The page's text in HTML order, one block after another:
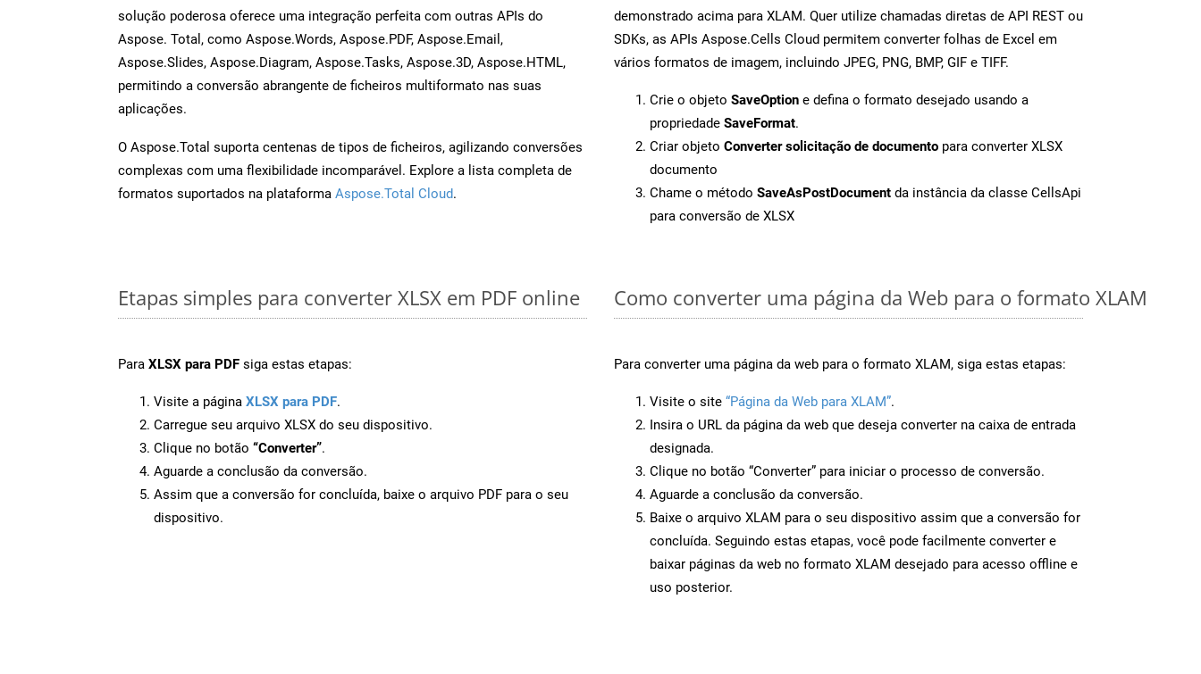
solução poderosa oferece uma integração perfeita com outras APIs do
Aspose. Total, como Aspose.Words, Aspose.PDF, Aspose.Email,
Aspose.Slides, Aspose.Diagram, Aspose.Tasks, Aspose.3D, Aspose.HTML,
permitindo a conversão abrangente de ficheiros multiformato nas suas
aplicações.
O Aspose.Total suporta centenas de tipos de ficheiros, agilizando conversões
complexas com uma flexibilidade incomparável. Explore a lista completa de
formatos suportados na plataforma Aspose.Total Cloud.
demonstrado acima para XLAM. Quer utilize chamadas diretas de API REST ou
SDKs, as APIs Aspose.Cells Cloud permitem converter folhas de Excel em
vários formatos de imagem, incluindo JPEG, PNG, BMP, GIF e TIFF.
Crie o objeto SaveOption e defina o formato desejado usando a
propriedade SaveFormat.
Criar objeto Converter solicitação de documento para converter XLSX
documento
Chame o método SaveAsPostDocument da instância da classe CellsApi
para conversão de XLSX
Etapas simples para converter XLSX em PDF online
Para XLSX para PDF siga estas etapas:
Visite a página XLSX para PDF.
Carregue seu arquivo XLSX do seu dispositivo.
Clique no botão “Converter”.
Aguarde a conclusão da conversão.
Assim que a conversão for concluída, baixe o arquivo PDF para o seu
dispositivo.
Como converter uma página da Web para o formato XLAM
Para converter uma página da web para o formato XLAM, siga estas etapas:
Visite o site “Página da Web para XLAM”.
Insira o URL da página da web que deseja converter na caixa de entrada
designada.
Clique no botão “Converter” para iniciar o processo de conversão.
Aguarde a conclusão da conversão.
Baixe o arquivo XLAM para o seu dispositivo assim que a conversão for
concluída. Seguindo estas etapas, você pode facilmente converter e
baixar páginas da web no formato XLAM desejado para acesso offline e
uso posterior.